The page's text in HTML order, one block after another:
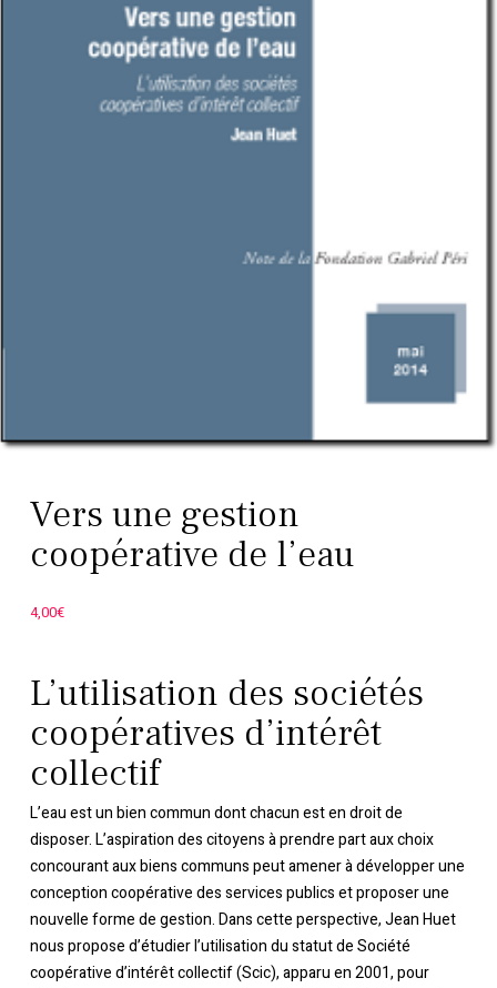
Vers une gestion
coopérative de l’eau
4,00€
L’utilisation des sociétés
coopératives d’intérêt
collectif
L’eau est un bien commun dont chacun est en droit de
disposer. L’aspiration des citoyens à prendre part aux choix
concourant aux biens communs peut amener à développer une
conception coopérative des services publics et proposer une
nouvelle forme de gestion. Dans cette perspective, Jean Huet
nous propose d’étudier l’utilisation du statut de Société
coopérative d’intérêt collectif (Scic), apparu en 2001, pour